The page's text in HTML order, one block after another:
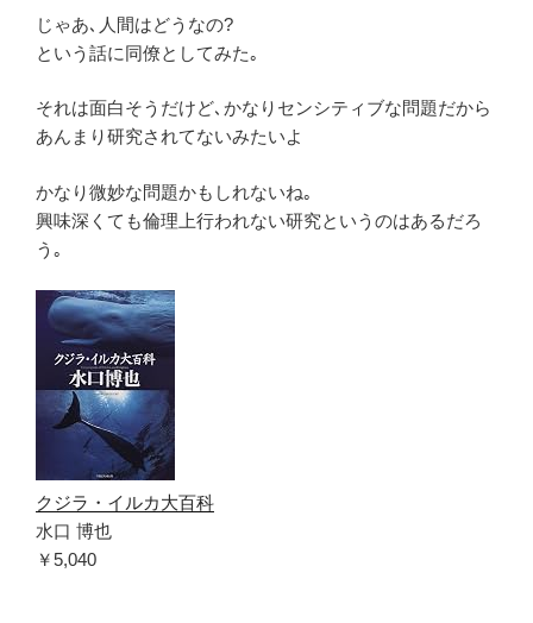
じゃあ､人間はどうなの?
という話に同僚としてみた｡
それは面白そうだけど､かなりセンシティブな問題だから
あんまり研究されてないみたいよ
かなり微妙な問題かもしれないね｡
興味深くても倫理上行われない研究というのはあるだろ
う｡
クジラ・イルカ大百科
水口 博也
￥5,040